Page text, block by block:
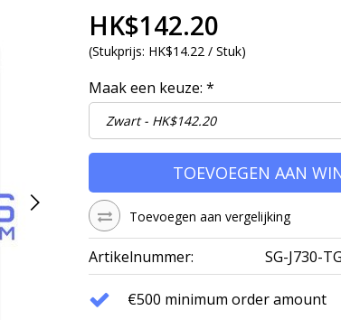
HK$142.20
(Stukprijs: HK$14.22 / Stuk)
Maak een keuze: *
TOEVOEGEN AAN
Toevoegen aan vergelijking
Artikelnummer: SG-J730-
€500 minimum order amount